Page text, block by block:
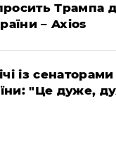
Трампа
– Axios
із
"Це дуже,